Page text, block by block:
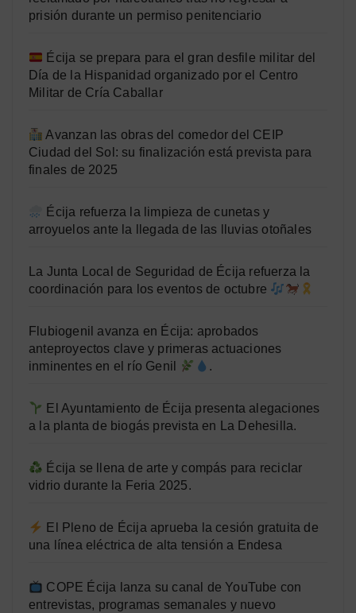
prisión durante un permiso penitenciario
Écija se prepara para el gran desfile militar del
Día de la Hispanidad organizado por el Centro
Militar de Cría Caballar
Avanzan las obras del comedor del CEIP
Ciudad del Sol: su finalización está prevista para
finales de 2025
Écija refuerza la limpieza de cunetas y
arroyuelos ante la llegada de las lluvias otoñales
La Junta Local de Seguridad de Écija refuerza la
coordinación para los eventos de octubre
Flubiogenil avanza en Écija: aprobados
anteproyectos clave y primeras actuaciones
inminentes en el río Genil
.
El Ayuntamiento de Écija presenta alegaciones
a la planta de biogás prevista en La Dehesilla.
Écija se llena de arte y compás para reciclar
vidrio durante la Feria 2025.
El Pleno de Écija aprueba la cesión gratuita de
una línea eléctrica de alta tensión a Endesa
COPE Écija lanza su canal de YouTube con
entrevistas, programas semanales y nuevo